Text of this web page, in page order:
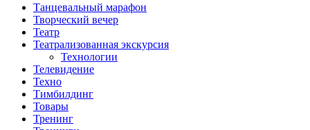
Танцевальный марафон
Творческий вечер
Театр
Театрализованная экскурсия
Технологии
Телевидение
Техно
Тимбилдинг
Товары
Тренинг